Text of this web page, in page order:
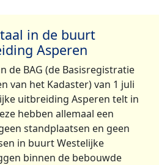
in de buurt
Asperen
de BAG (de Basisregistratie
van het Kadaster) van 1 juli
uitbreiding Asperen telt in
hebben allemaal een
standplaatsen en geen
in buurt Westelijke
binnen de bebouwde